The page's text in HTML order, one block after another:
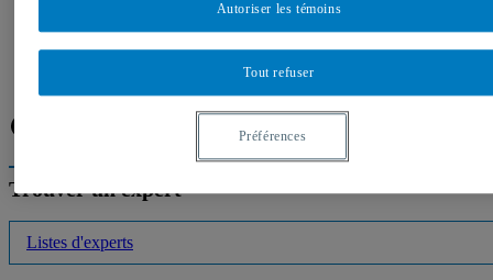
Autorisation de tournage
Banque de photos
À propos de l’UQAM
Facebook
Trouver un expert
Listes d'experts
Tout refuser
Autoriser les témoins
Préférences